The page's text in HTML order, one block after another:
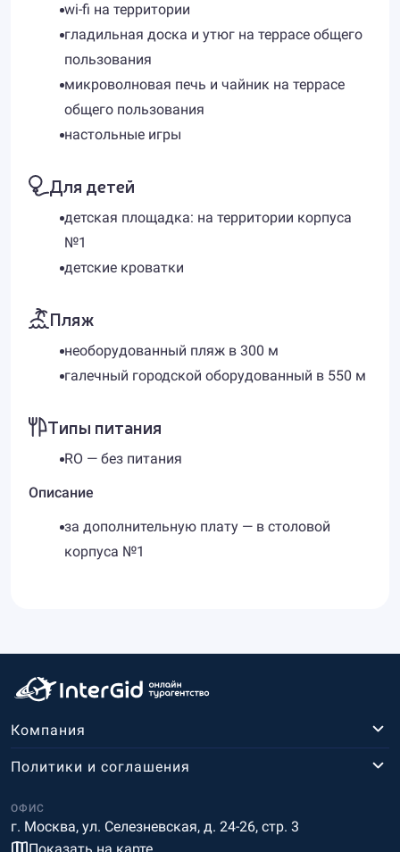
wi-fi на территории
гладильная доска и утюг на террасе общего
пользования
микроволновая печь и чайник на террасе
общего пользования
настольные игры
Для детей
детская площадка: на территории корпуса
№1
детские кроватки
Пляж
необорудованный пляж в 300 м
галечный городской оборудованный в 550 м
Типы питания
RO — без питания
Описание
за дополнительную плату — в столовой
корпуса №1
Компания
ОФИС
г. Москва, ул. Селезневская, д. 24-26, стр. 3
Политики и соглашения